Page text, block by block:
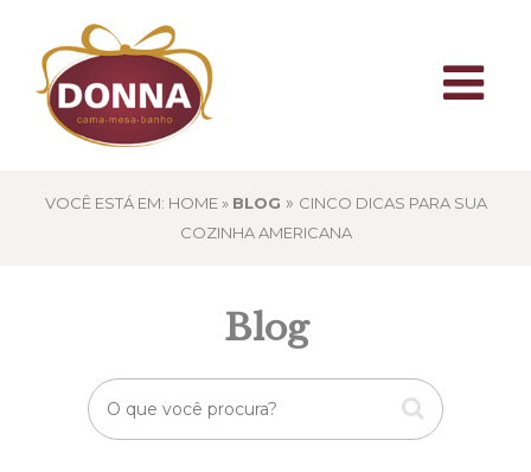
VOCÊ ESTÁ EM: HOME » BLOG » CINCO DICAS PARA SUA
COZINHA AMERICANA
Blog